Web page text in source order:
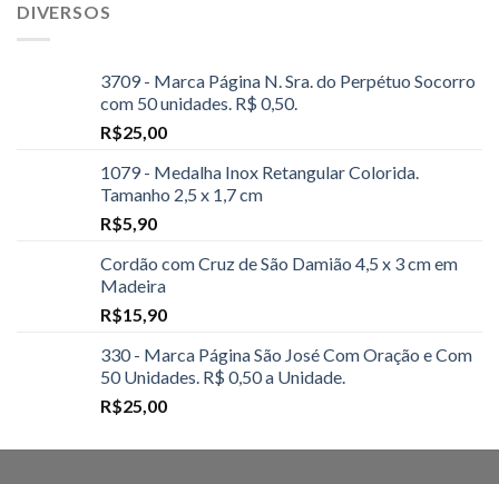
DIVERSOS
3709 - Marca Página N. Sra. do Perpétuo Socorro
com 50 unidades. R$ 0,50.
R$25,00
1079 - Medalha Inox Retangular Colorida.
Tamanho 2,5 x 1,7 cm
R$5,90
Cordão com Cruz de São Damião 4,5 x 3 cm em
Madeira
R$15,90
330 - Marca Página São José Com Oração e Com
50 Unidades. R$ 0,50 a Unidade.
R$25,00